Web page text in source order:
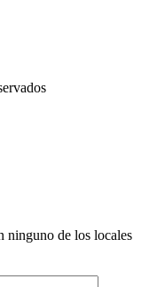
ninguno de los locales